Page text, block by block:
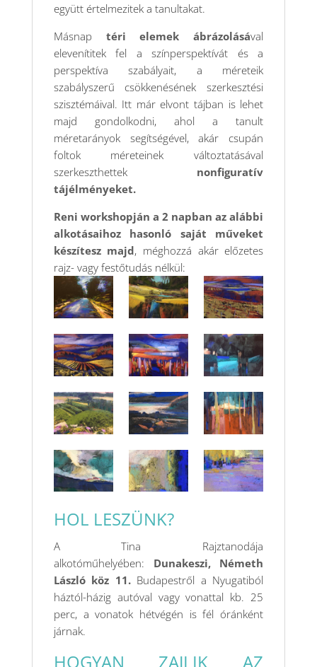
együtt értelmezitek a tanultakat.
Másnap téri elemek ábrázolásával
elevenítitek fel a színperspektívát és a
perspektíva szabályait, a méreteik
szabályszerű csökkenésének szerkesztési
szisztémáival. Itt már elvont tájban is lehet
majd gondolkodni, ahol a tanult
méretarányok segítségével, akár csupán
foltok méreteinek változtatásával
szerkeszthettek nonfiguratív
tájélményeket.
Reni workshopján a 2 napban az alábbi
alkotásaihoz hasonló saját műveket
készítesz majd, méghozzá akár előzetes
rajz- vagy festőtudás nélkül:
HOL LESZÜNK?
A Tina Rajztanodája
alkotóműhelyében: Dunakeszi, Németh
László köz 11. Budapestről a Nyugatiból
háztól-házig autóval vagy vonattal kb. 25
perc, a vonatok hétvégén is fél óránként
járnak.
HOGYAN ZAJLIK AZ